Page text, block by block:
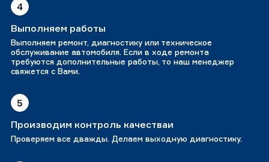
4
Выполняем работы
Выполняем ремонт, диагностику или техническое
обслуживание автомобиля. Если в ходе ремонта
требуются дополнительные работы, то наш менеджер
свяжется с Вами.
5
Производим контроль качестваи
Проверяем все дважды. Делаем выходную диагностику.